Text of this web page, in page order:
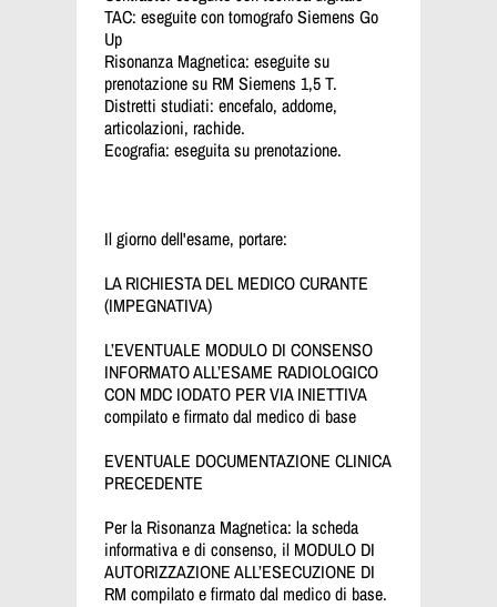
TAC: eseguite con tomografo Siemens Go
Up
Risonanza Magnetica: eseguite su
prenotazione su RM Siemens 1,5 T.
Distretti studiati: encefalo, addome,
articolazioni, rachide.
Ecografia: eseguita su prenotazione.
Il giorno dell'esame, portare:
LA RICHIESTA DEL MEDICO CURANTE
(IMPEGNATIVA)
L’EVENTUALE MODULO DI CONSENSO
INFORMATO ALL’ESAME RADIOLOGICO
CON MDC IODATO PER VIA INIETTIVA
compilato e firmato dal medico di base
EVENTUALE DOCUMENTAZIONE CLINICA
PRECEDENTE
Per la Risonanza Magnetica: la scheda
informativa e di consenso, il MODULO DI
AUTORIZZAZIONE ALL’ESECUZIONE DI
RM compilato e firmato dal medico di base.